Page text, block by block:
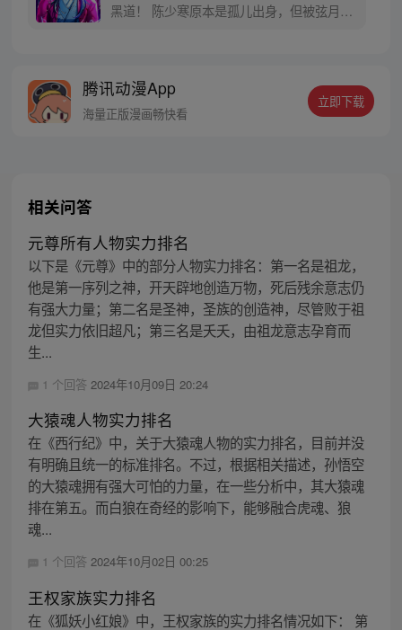
黑道！ 陈少寒原本是孤儿出身，但被弦月剑
少寒回到故乡，试图寻找弦月剑舞班的痕
迹，但剑舞班早已消失在了黑道手中!
腾讯动漫App
海量正版漫画畅快看
立即下载
相关问答
元尊所有人物实力排名
以下是《元尊》中的部分人物实力排名：第一名是祖龙，
他是第一序列之神，开天辟地创造万物，死后残余意志仍
有强大力量；第二名是圣神，圣族的创造神，尽管败于祖
龙但实力依旧超凡；第三名是夭夭，由祖龙意志孕育而
生...
1 个回答 2024年10月09日 20:24
大猿魂人物实力排名
在《西行纪》中，关于大猿魂人物的实力排名，目前并没
有明确且统一的标准排名。不过，根据相关描述，孙悟空
的大猿魂拥有强大可怕的力量，在一些分析中，其大猿魂
排在第五。而白狼在奇经的影响下，能够融合虎魂、狼
魂...
1 个回答 2024年10月02日 00:25
王权家族实力排名
在《狐妖小红娘》中，王权家族的实力排名情况如下： 第